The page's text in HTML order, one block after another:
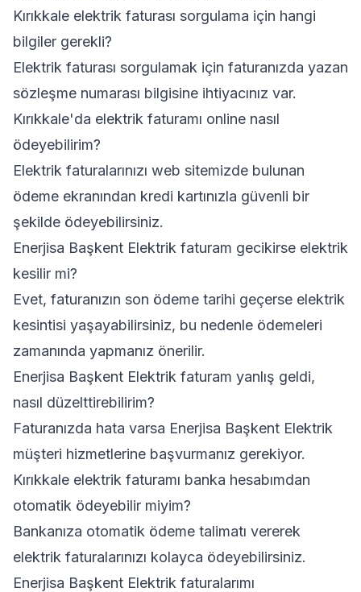
Kırıkkale elektrik faturası sorgulama için hangi
bilgiler gerekli?
Elektrik faturası sorgulamak için faturanızda yazan
sözleşme numarası bilgisine ihtiyacınız var.
Kırıkkale'da elektrik faturamı online nasıl
ödeyebilirim?
Elektrik faturalarınızı web sitemizde bulunan
ödeme ekranından kredi kartınızla güvenli bir
şekilde ödeyebilirsiniz.
Enerjisa Başkent Elektrik faturam gecikirse elektrik
kesilir mi?
Evet, faturanızın son ödeme tarihi geçerse elektrik
kesintisi yaşayabilirsiniz, bu nedenle ödemeleri
zamanında yapmanız önerilir.
Enerjisa Başkent Elektrik faturam yanlış geldi,
nasıl düzelttirebilirim?
Faturanızda hata varsa Enerjisa Başkent Elektrik
müşteri hizmetlerine başvurmanız gerekiyor.
Kırıkkale elektrik faturamı banka hesabımdan
otomatik ödeyebilir miyim?
Bankanıza otomatik ödeme talimatı vererek
elektrik faturalarınızı kolayca ödeyebilirsiniz.
Enerjisa Başkent Elektrik faturalarımı